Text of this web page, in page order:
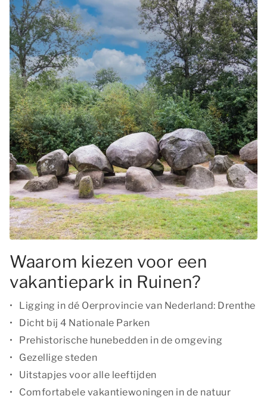
Waarom kiezen voor een
vakantiepark in Ruinen?
Ligging in dé Oerprovincie van Nederland: Drenthe
Dicht bij 4 Nationale Parken
Prehistorische hunebedden in de omgeving
Gezellige steden
Uitstapjes voor alle leeftijden
Comfortabele vakantiewoningen in de natuur